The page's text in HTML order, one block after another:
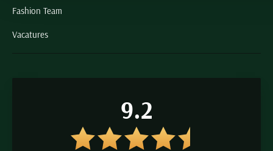
Fashion Team
Vacatures
9.2